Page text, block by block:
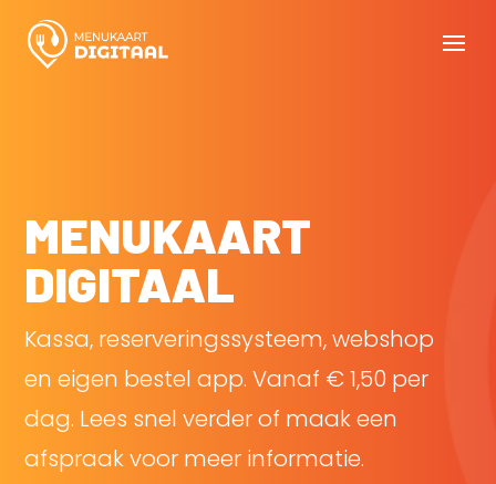
MENUKAART
DIGITAAL
Kassa, reserveringssysteem, webshop
en eigen bestel app. Vanaf € 1,50 per
dag. Lees snel verder of maak een
afspraak voor meer informatie.